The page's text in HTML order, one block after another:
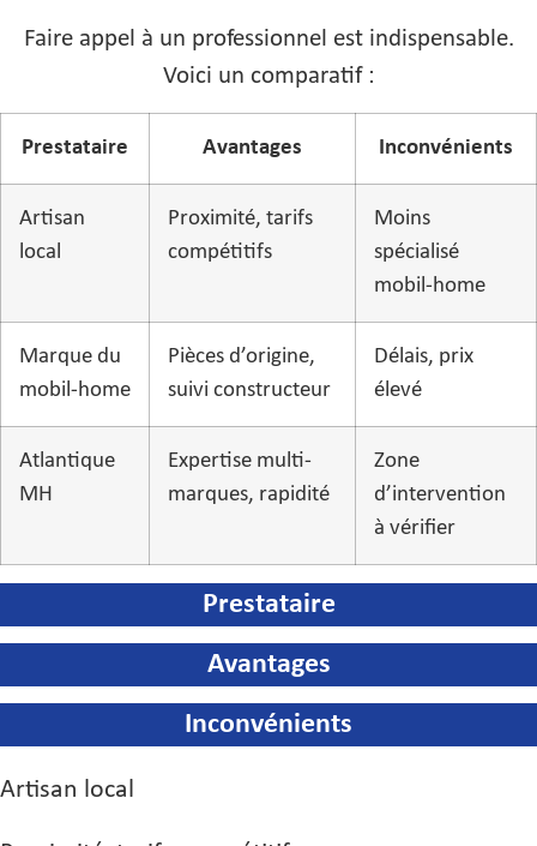
Faire appel à un professionnel est indispensable.
Voici un comparatif :
Prestataire Avantages Inconvénients
Artisan
local
Proximité, tarifs
compétitifs
Moins
spécialisé
mobil-home
Marque du
mobil-home
Pièces d’origine,
suivi constructeur
Délais, prix
élevé
Atlantique
MH
Expertise multi-
marques, rapidité
Zone
d’intervention
à vérifier
Prestataire
Avantages
Inconvénients
Artisan local